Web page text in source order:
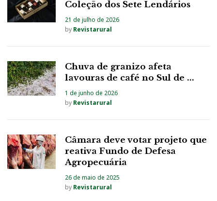
Coleção dos Sete Lendários
21 de julho de 2026
by Revistarural
Chuva de granizo afeta
lavouras de café no Sul de ...
1 de junho de 2026
by Revistarural
Câmara deve votar projeto que
reativa Fundo de Defesa
Agropecuária
26 de maio de 2025
by Revistarural